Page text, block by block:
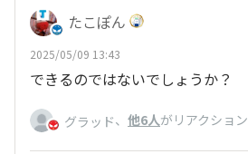
たこぽん
2025/05/09 13:43
できるのではないでしょうか？
グラッド、 他6人がリアクション